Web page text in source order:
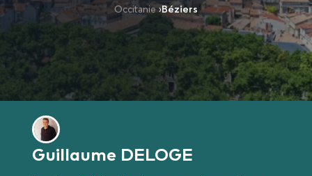
Occitanie ›Béziers
Guillaume DELOGE